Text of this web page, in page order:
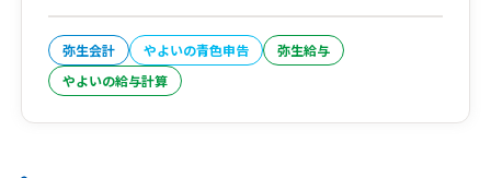
弥生会計 やよいの青色申告
弥生給与
やよいの給与計算